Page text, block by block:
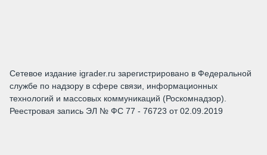
Сетевое издание igrader.ru зарегистрировано в Федеральной
службе по надзору в сфере связи, информационных
технологий и массовых коммуникаций (Роскомнадзор).
Реестровая запись ЭЛ № ФС 77 - 76723 от 02.09.2019